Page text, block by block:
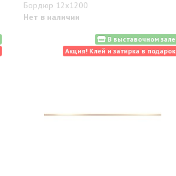
Бордюр 12x1200
Нет в наличии
В выставочном зале
Акция! Клей и затирка в подарок